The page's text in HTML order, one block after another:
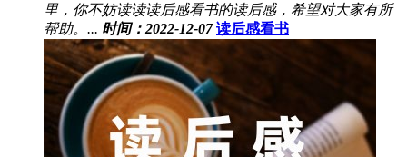
里，你不妨读读读后感看书的读后感，希望对大家有所
帮助。... 时间：2022-12-07 读后感看书